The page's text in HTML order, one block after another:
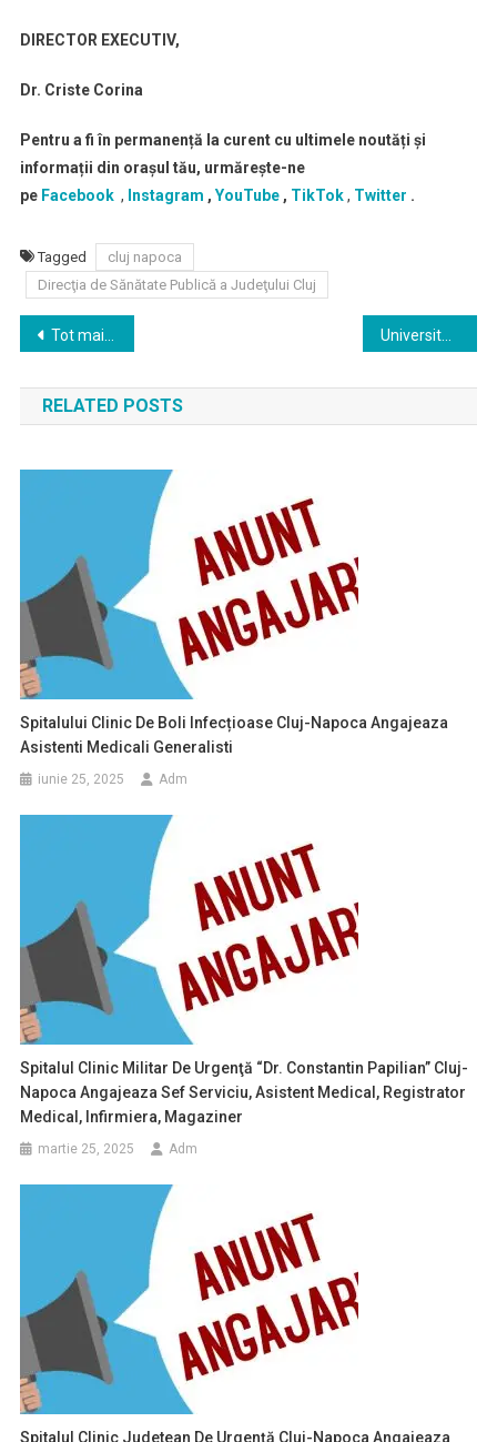
DIRECTOR EXECUTIV,
Dr. Criste Corina
Pentru a fi în permanență la curent cu ultimele noutăți și
informații din orașul tău, urmărește-ne
pe Facebook, Instagram , YouTube, TikTok, Twitter .
Tagged
cluj napoca
Direcţia de Sănătate Publică a Judeţului Cluj
Navigare
în
articole
Tot mai multe persoane din Cluj se confruntă cu tulburări: explicațiile specialiștilor
RELATED POSTS
Spitalului Clinic De Boli Infecțioase Cluj-Napoca Angajeaza
Asistenti Medicali Generalisti
iunie 25, 2025 Adm
Spitalul Clinic Militar De Urgenţă “Dr. Constantin Papilian” Cluj-
Napoca Angajeaza Sef Serviciu, Asistent Medical, Registrator
Medical, Infirmiera, Magaziner
martie 25, 2025 Adm
Spitalul Clinic Judetean De Urgență Cluj-Napoca Angajeaza